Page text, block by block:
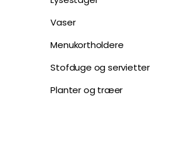
Vaser
Menukortholdere
Stofduge og servietter
Planter og træer